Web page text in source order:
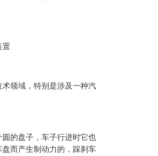
置
领域，特别是涉及一种汽
的盘子，车子行进时它也
而产生制动力的，踩刹车